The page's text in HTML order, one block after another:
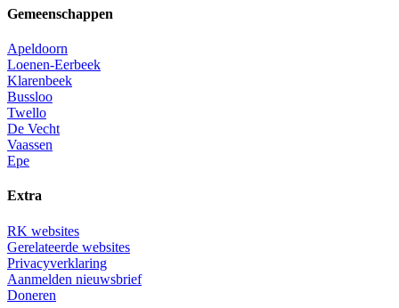
Gemeenschappen
Apeldoorn
Loenen-Eerbeek
Klarenbeek
Bussloo
Twello
De Vecht
Vaassen
Epe
Extra
RK websites
Gerelateerde websites
Privacyverklaring
Aanmelden nieuwsbrief
Doneren